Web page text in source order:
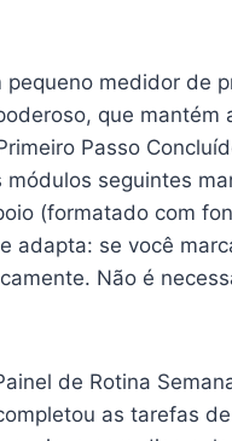
medidor de
que
Passo
seguintes
(formatado com
adapta: se você
Não é
de Rotina
as tarefas